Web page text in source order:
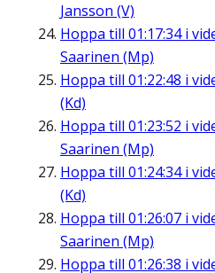
Jansson (V)
Hoppa till 01:17:34i
Saarinen (Mp)
Hoppa till 01:22:48 i
(Kd)
Hoppa till 01:23:52 i
Saarinen (Mp)
Hoppa till 01:24:34i
(Kd)
Hoppa till 01:26:07 i
Saarinen (Mp)
Hoppa till 01:26:38 i